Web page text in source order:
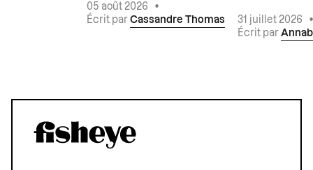
05 août 2026
•
Écrit par Cassandre Thomas 31 juillet 2026
Écrit par